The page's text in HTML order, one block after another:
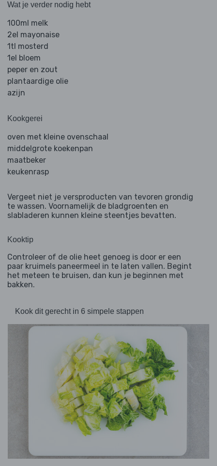
Wat je verder nodig hebt
100ml melk
2el mayonaise
1tl mosterd
1el bloem
peper en zout
plantaardige olie
azijn
Kookgerei
oven met kleine ovenschaal
middelgrote koekenpan
maatbeker
keukenrasp
Vergeet niet je versproducten van tevoren grondig
te wassen. Voornamelijk de bladgroenten en
slabladeren kunnen kleine steentjes bevatten.
Kooktip
Controleer of de olie heet genoeg is door er een
paar kruimels paneermeel in te laten vallen. Begint
het meteen te bruisen, dan kun je beginnen met
bakken.
Kook dit gerecht in 6 simpele stappen